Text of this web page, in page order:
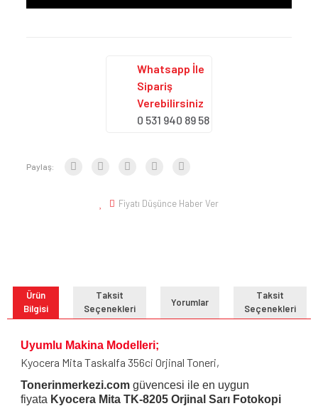
Whatsapp İle
Sipariş
Verebilirsiniz
0 531 940 89 58
Paylaş:
Fiyatı Düşünce Haber Ver
Ürün
Bilgisi
Taksit
Seçenekleri
Yorumlar
Taksit
Seçenekleri
Uyumlu Makina Modelleri;
Kyocera Mita Taskalfa 356ci Orjinal Toneri,
Tonerinmerkezi.com güvencesi ile en uygun
fiyata Kyocera Mita TK-8205 Orjinal Sarı Fotokopi